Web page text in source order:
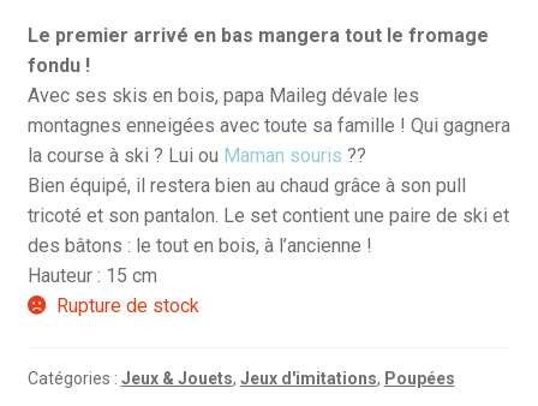
Le premier arrivé en bas mangera tout le fromage
fondu !
Avec ses skis en bois, papa Maileg dévale les
montagnes enneigées avec toute sa famille ! Qui gagnera
la course à ski ? Lui ou Maman souris ??
Bien équipé, il restera bien au chaud grâce à son pull
tricoté et son pantalon. Le set contient une paire de ski et
des bâtons : le tout en bois, à l’ancienne !
Hauteur : 15 cm
Rupture de stock
Catégories : Jeux & Jouets, Jeux d'imitations, Poupées